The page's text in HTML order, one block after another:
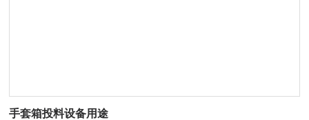
手套箱投料设备用途